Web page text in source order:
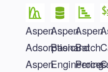
Aspen
Adsorptionand
Aspen
Aspen
Basic
Engineering
Aspen
Batch